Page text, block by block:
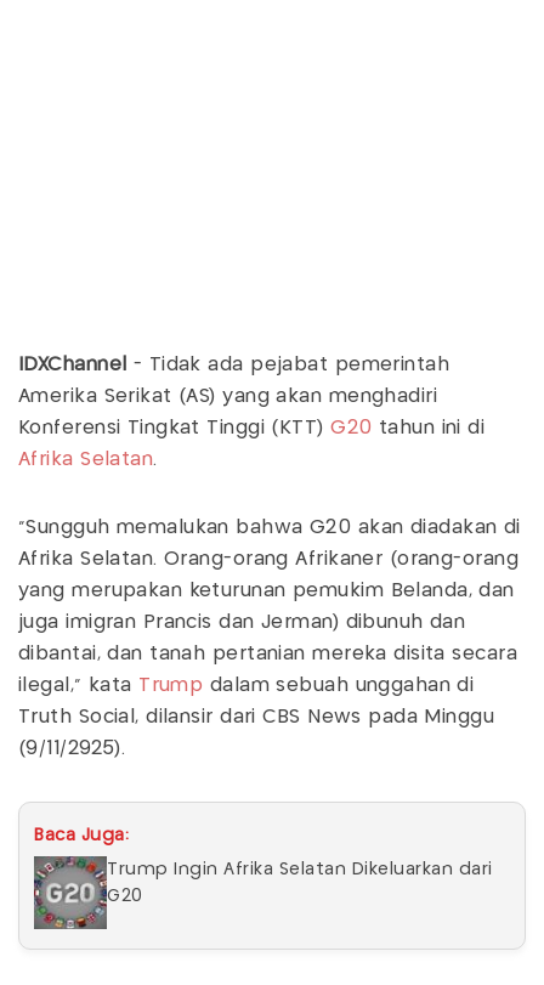
IDXChannel - Tidak ada pejabat pemerintah
Amerika Serikat (AS) yang akan menghadiri
Konferensi Tingkat Tinggi (KTT)G20 tahun ini di
Afrika Selatan.
"Sungguh memalukan bahwa G20 akan diadakan di
Afrika Selatan. Orang-orang Afrikaner (orang-orang
yang merupakan keturunan pemukim Belanda, dan
juga imigran Prancis dan Jerman) dibunuh dan
dibantai, dan tanah pertanian mereka disita secara
ilegal," kata Trump dalam sebuah unggahan di
Truth Social, dilansir dari CBS News pada Minggu
(9/11/2925).
Baca Juga:
Trump Ingin Afrika Selatan Dikeluarkan dari
G20